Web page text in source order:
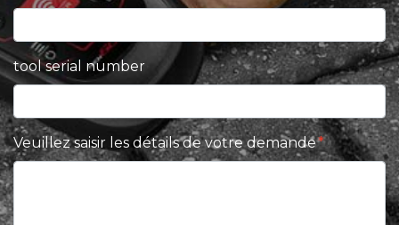
tool serial number
Veuillez saisir les détails de votre demande